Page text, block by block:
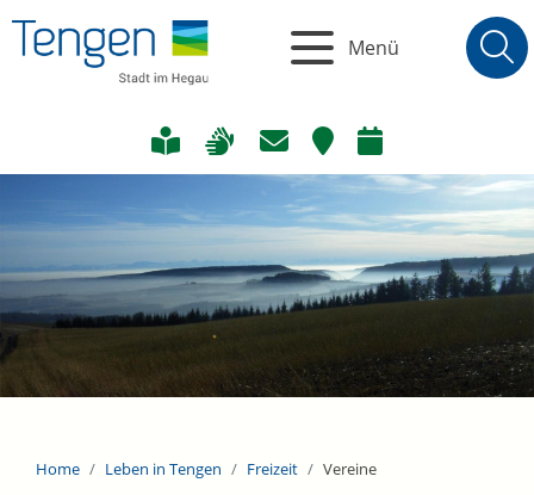
Menü
Home Leben in Tengen Freizeit Vereine